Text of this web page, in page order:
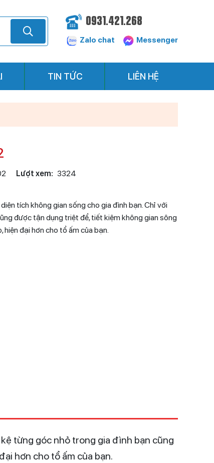
0931.421.268
Zalo chat Messenger
TIN TỨC LIÊN HỆ
Lượt xem: 3324
tích không gian sống cho gia đình bạn. Chỉ với
được tận dụng triệt để, tiết kiệm không gian sông
hiện đại hơn cho tổ ấm của bạn.
từng góc nhỏ trong gia đình bạn cũng
hơn cho tổ ấm của bạn.